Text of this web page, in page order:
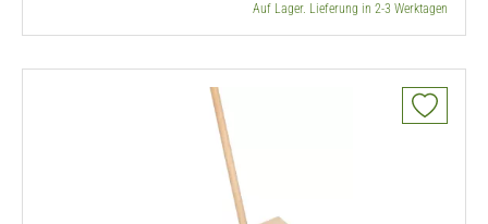
Auf Lager. Lieferung in 2-3 Werktagen